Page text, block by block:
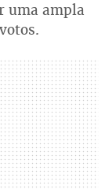
uma ampla